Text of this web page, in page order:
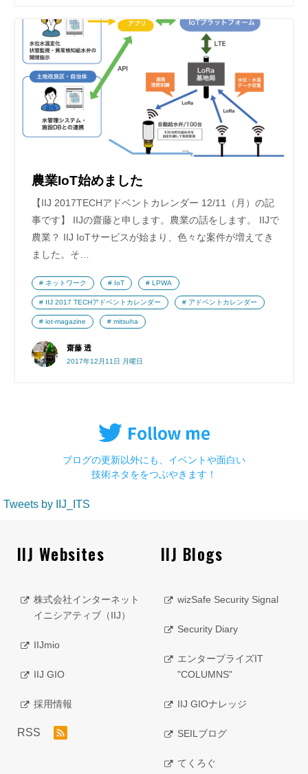
農業IoT始めました
【IIJ 2017TECHアドベントカレンダー 12/11（月）の記
事です】 IIJの齋藤と申します。農業の話をします。 IIJで
農業？ IIJ IoTサービスが始まり、色々な案件が増えてき
ました。そ…
齋藤 透
2017年12月11日 月曜日
ネットワーク IoT LPWA
IIJ 2017 TECHアドベントカレンダー アドベントカレンダー
iot-magazine mitsuha
ブログの更新以外にも、イベントや面白い
技術ネタををつぶやきます！
Tweets by IIJ_ITS
IIJ Websites
株式会社インターネット
イニシアティブ（IIJ）
IIJmio
IIJ GIO
採用情報
RSS
IIJ Blogs
wizSafe Security Signal
Security Diary
エンタープライズIT
"COLUMNS"
IIJ GIOナレッジ
SEILブログ
てくろぐ